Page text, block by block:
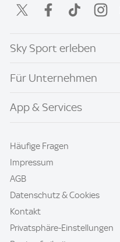
Sky Sport erleben
Für Unternehmen
App & Services
Häufige Fragen
Impressum
AGB
Datenschutz & Cookies
Kontakt
Privatsphäre-Einstellungen